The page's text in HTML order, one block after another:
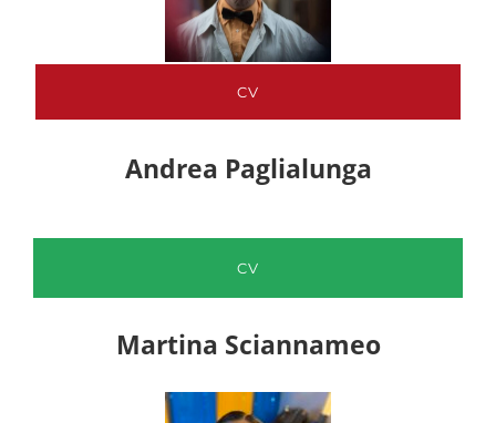
CV
Andrea Paglialunga
CV
Martina Sciannameo